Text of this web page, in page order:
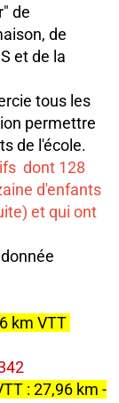
de
de
et de la
tous les
permettre
de l'école.
dont 128
d'enfants
et qui ont
km VTT
: 27,96 km -